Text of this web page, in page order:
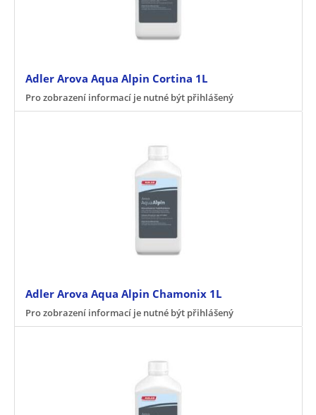
Adler Arova Aqua Alpin Cortina 1L
Pro zobrazení informací je nutné být přihlášený
Adler Arova Aqua Alpin Chamonix 1L
Pro zobrazení informací je nutné být přihlášený